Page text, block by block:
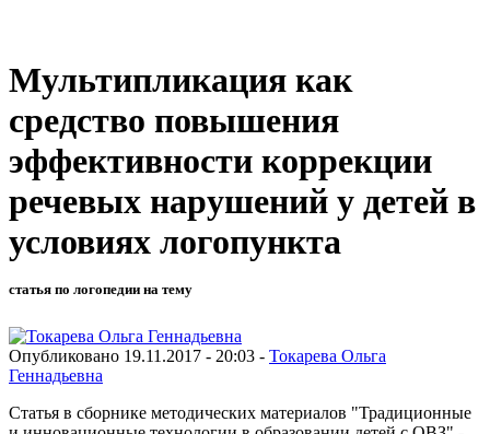
Мультипликация как
средство повышения
эффективности коррекции
речевых нарушений у детей в
условиях логопункта
статья по логопедии на тему
Опубликовано 19.11.2017 - 20:03 - Токарева Ольга
Геннадьевна
Статья в сборнике методических материалов "Традиционные